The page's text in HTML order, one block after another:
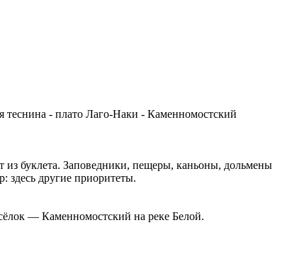
- плато Лаго-Наки - Каменномостский
буклета. Заповедники, пещеры, каньоны, дольмены
здесь другие приоритеты.
— Каменномостский на реке Белой.